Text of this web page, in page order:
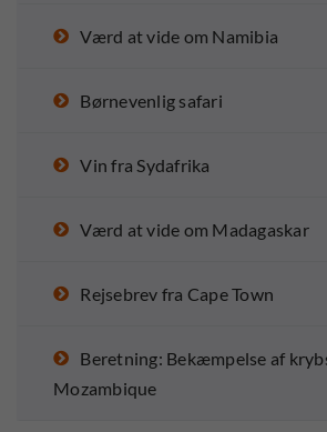
Værd at vide om Namibia
Børnevenlig safari
Vin fra Sydafrika
Værd at vide om Madagaskar
Rejsebrev fra Cape Town
Beretning: Bekæmpelse af
Mozambique